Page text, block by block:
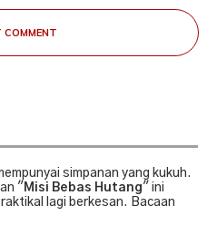
simpanan yang kukuh.
" Misi Bebas Hutang" ini
lagi berkesan. Bacaan